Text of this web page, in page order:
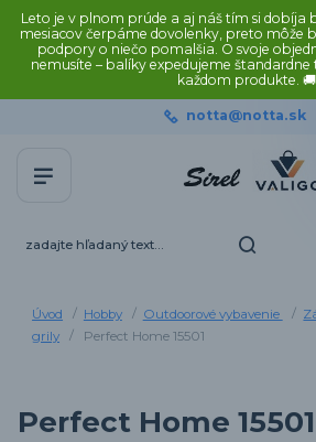
Leto je v plnom prúde a aj náš tím si dobíja
mesiacov čerpáme dovolenky, preto môže
podpory o niečo pomalšia. O svoje
nemusíte – balíky expedujeme štandardne
každom produkte. 🚚
notta@notta.sk
Úvod Hobby Outdoorové vybavenie
grily
Perfect Home 15501
Perfect Home 15501